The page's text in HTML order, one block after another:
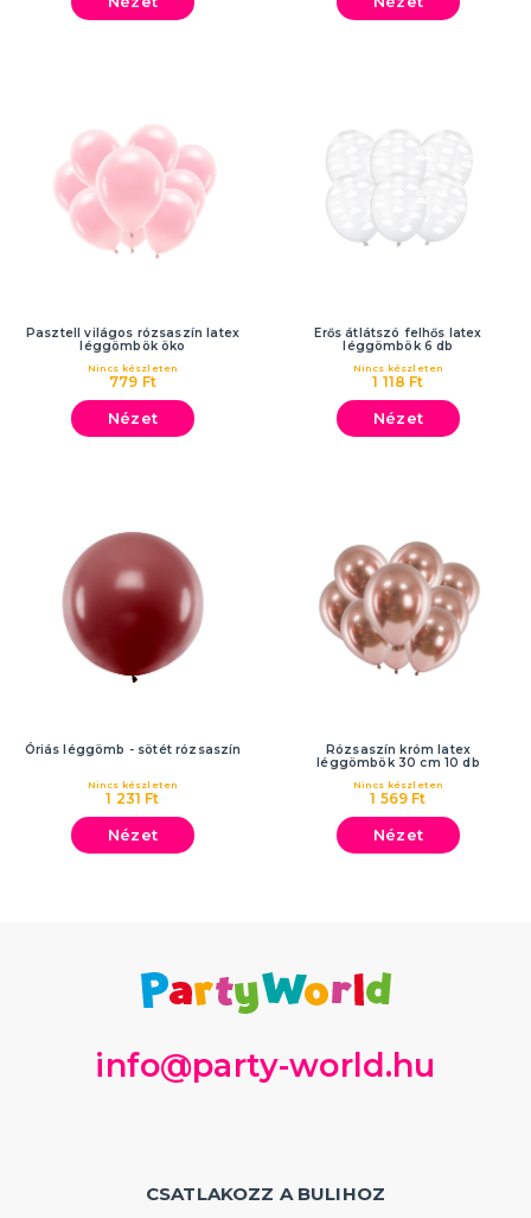
Pasztell világos rózsaszín latex
léggömbök öko
779 Ft
Nincs készleten
Nézet
Erős átlátszó felhős latex
léggömbök 6 db
1 118 Ft
Nincs készleten
Nézet
Óriás léggömb - sötét rózsaszín
1 231 Ft
Nincs készleten
Nézet
Rózsaszín króm latex
léggömbök 30 cm 10 db
1 569 Ft
Nincs készleten
Nézet
info@party-world.hu
CSATLAKOZZ A BULIHOZ